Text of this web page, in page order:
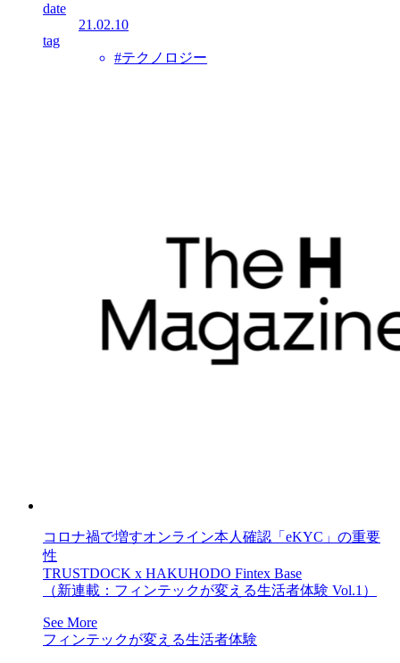
date
21.02.10
tag
#テクノロジー
コロナ禍で増すオンライン本人確認「eKYC」の重要
性
TRUSTDOCK x HAKUHODO Fintex Base
（新連載：フィンテックが変える生活者体験 Vol.1）
See More
フィンテックが変える生活者体験